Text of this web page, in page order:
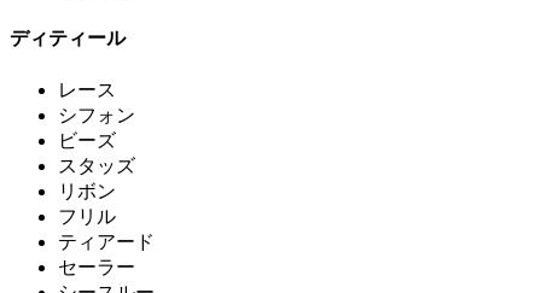
ディティール
レース
シフォン
ビーズ
スタッズ
リボン
フリル
ティアード
セーラー